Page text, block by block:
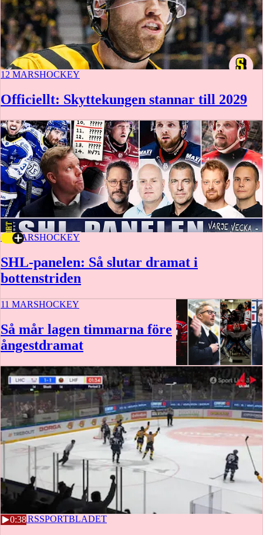
12 MARSHOCKEY
Officiellt: Skyttekungen stannar till 2029
12 MARSHOCKEY
SHL-panelen: Så slutar dramat i
bottenstriden
11 MARSHOCKEY
Så mår lagen timmarna före
ångestdramat
0:38
10 MARSSPORTBLADET